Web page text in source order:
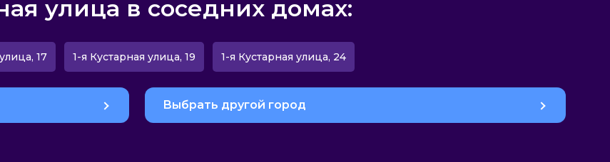
улица в соседних домах:
17 1-я Кустарная улица, 19 1-я Кустарная улица, 24
Выбрать другой город